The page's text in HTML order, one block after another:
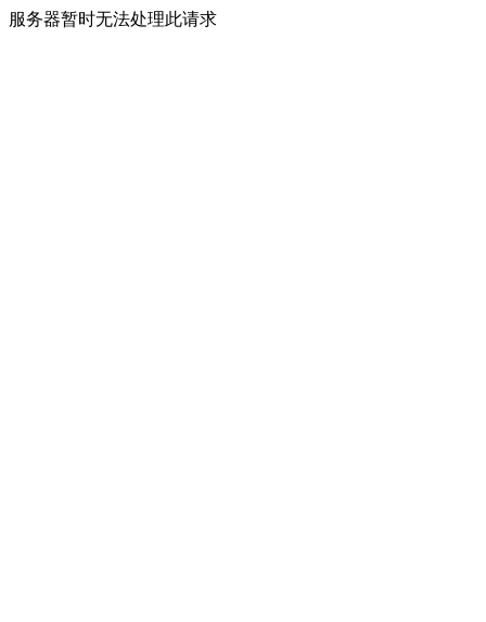
服务器暂时无法处理此请求